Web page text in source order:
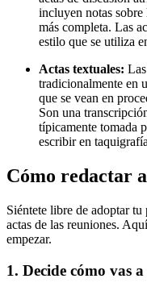
incluyen notas
más completa. Las
estilo que se utiliza
Actas textuales:
tradicionalmente en
que se vean en
Son una
típicamente tomada
escribir en
Cómo redactar
Siéntete libre de adoptar
actas de las reuniones.
empezar.
1. Decide cómo vas